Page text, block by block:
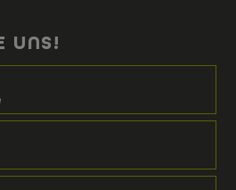
UNS!